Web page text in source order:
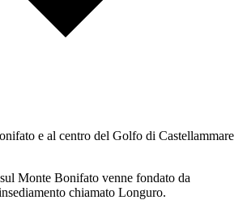
e al centro del Golfo di Castellammare
Monte Bonifato venne fondato da
chiamato Longuro.